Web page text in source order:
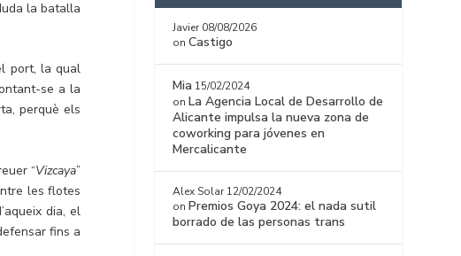
la batalla
port, la qual
se a la
perquè els
“Vizcaya”
les flotes
dia, el
fins a
Javier 08/08/2026
onCastigo
Mia 15/02/2024
on La Agencia Local de Desarrollo de
Alicante impulsa la nueva zona de
coworking para jóvenes en
Mercalicante
Alex Solar 12/02/2024
on Premios Goya 2024: el nada sutil
borrado de las personas trans